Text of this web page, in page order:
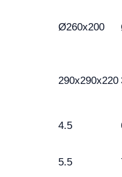
Ø260x200
290x290x220
4.5
5.5